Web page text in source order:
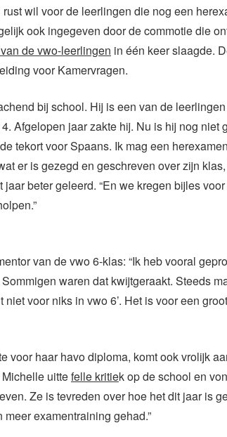
wil voor de leerlingen die nog een
ook ingegeven door de commotie die
de vwo-leerlingen in één keer slaagde.
voor Kamervragen.
bij school. Hij is een van de
Afgelopen jaar zakte hij. Nu is hij nog niet
tekort voor Spaans. Ik mag een
er is gezegd en geschreven over zijn
beter geleerd. “En we kregen bijles
van de vwo 6-klas: “Ik heb vooral
waren dat kwijtgeraakt. Steeds
niet voor niks in vwo 6’. Het is voor een
voor haar havo diploma, komt ook vrolijk
Michelle uittefelle kritiek op de school en
Ze is tevreden over hoe het dit jaar is
examentraining gehad.”